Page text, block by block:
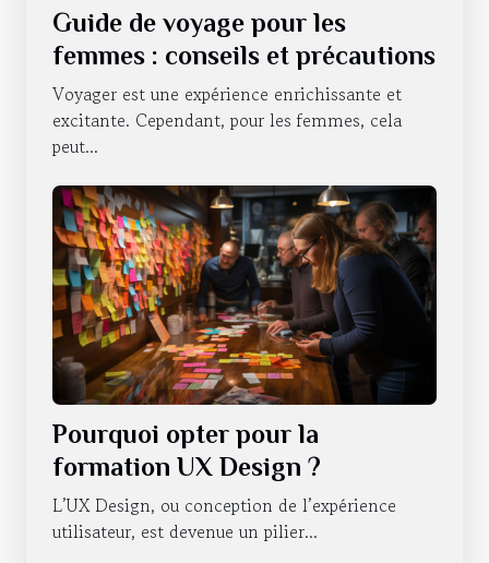
Guide de voyage pour les
femmes : conseils et précautions
Voyager est une expérience enrichissante et
excitante. Cependant, pour les femmes, cela
peut...
Pourquoi opter pour la
formation UX Design ?
L’UX Design, ou conception de l’expérience
utilisateur, est devenue un pilier...